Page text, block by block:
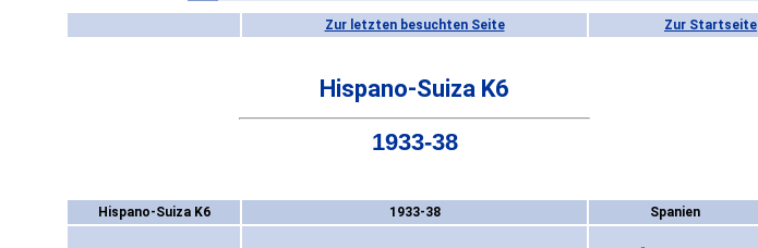
Zur letzten besuchten Seite Zur Startseite
Hispano-Suiza K6
1933-38
Hispano-Suiza K6 1933-38 Spanien